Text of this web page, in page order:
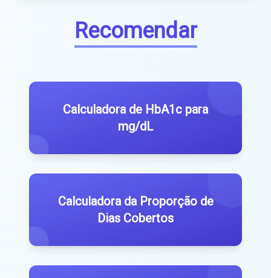
Recomendar
Calculadora de HbA1c para
mg/dL
Calculadora da Proporção de
Dias Cobertos